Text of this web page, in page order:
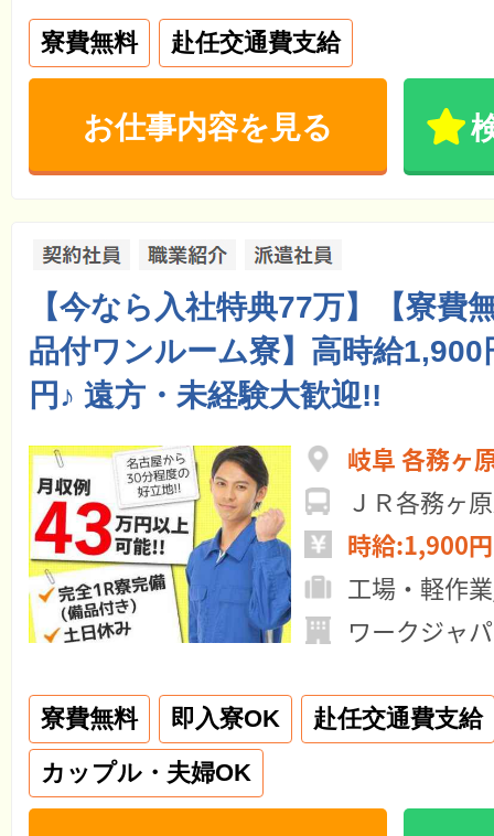
寮費無料 赴任交通費支給
お仕事内容を見る
【今なら入社特典77万】【寮費
品付ワンルーム寮】高時給1,900
円♪ 遠方・未経験大歓迎!!
岐阜 各務ヶ
ＪＲ各務ヶ
時給:1,900
工場・軽作
ワークジャ
寮費無料 即入寮OK
赴任交通費支給
カップル・夫婦OK